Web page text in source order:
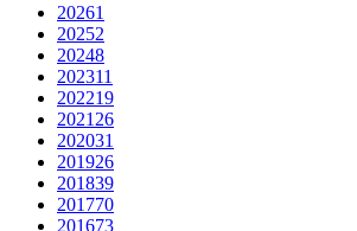
20261
20252
20248
202311
202219
2021 26
202031
201926
201839
201770
201673